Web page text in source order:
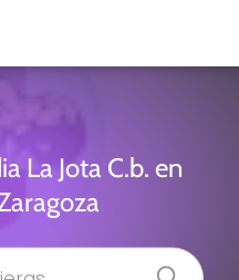
La Jota C.b. en